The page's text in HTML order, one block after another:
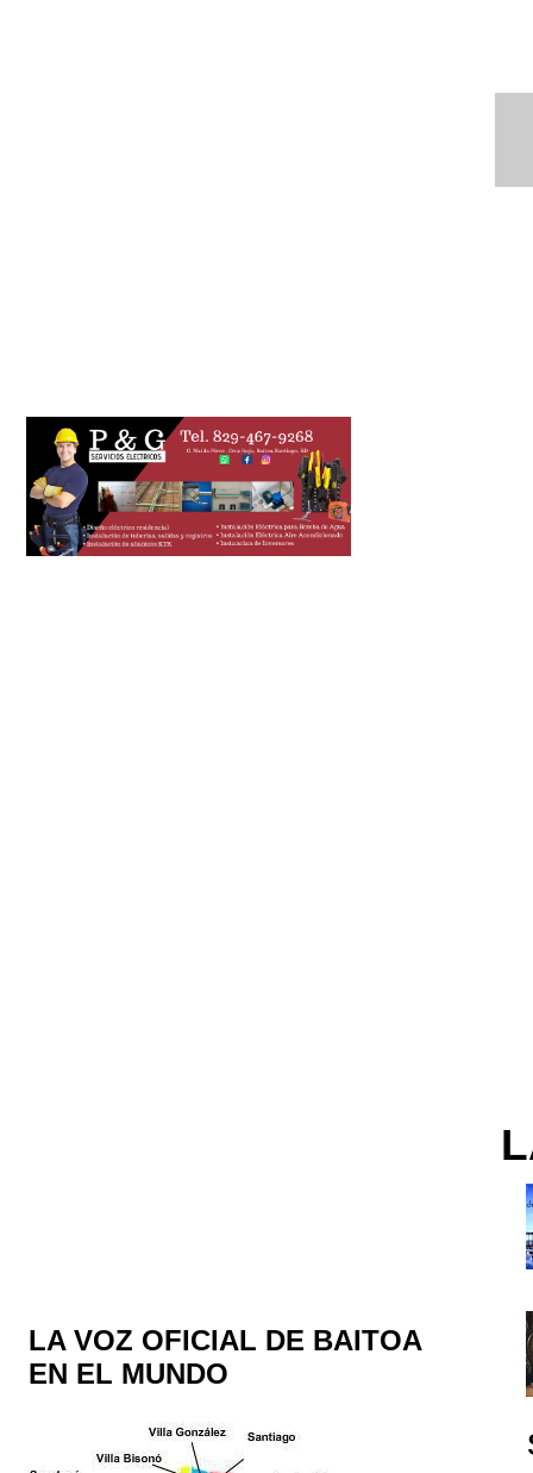
LA VOZ OFICIAL DE BAITOA
EN EL MUNDO